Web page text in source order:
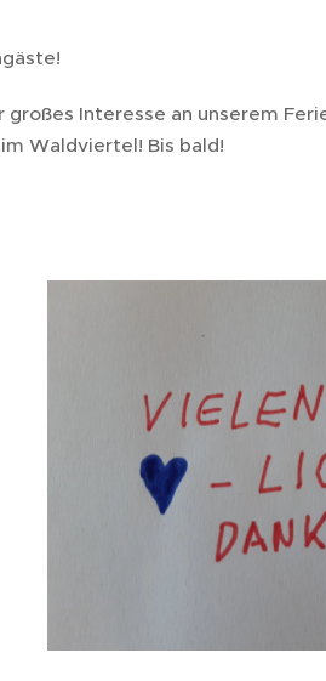
großes Interesse an unserem
Waldviertel! Bis bald!